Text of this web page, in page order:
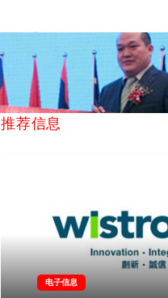
推荐信息
电子信息